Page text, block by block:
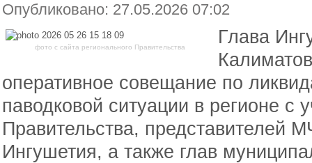
Опубликовано: 27.05.2026 07:02
фото с сайта регионального Правительства
Глава
оперативное совещание по
паводковой ситуации в регионе с
Правительства, представителей
Ингушетия, а также глав